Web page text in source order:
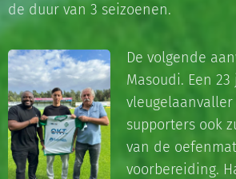
de duur van 3 seizoenen.
De volgende
Masoudi. Een
supporters ook
van de
voorbereiding.